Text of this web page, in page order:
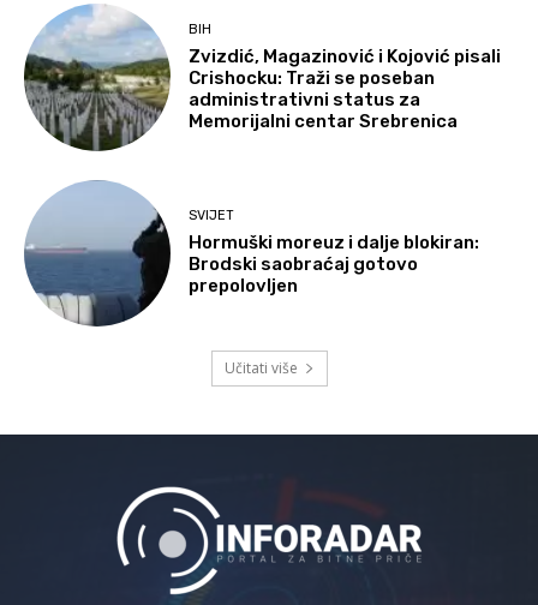
BIH
Zvizdić, Magazinović i Kojović pisali
Crishocku: Traži se poseban
administrativni status za
Memorijalni centar Srebrenica
SVIJET
Hormuški moreuz i dalje blokiran:
Brodski saobraćaj gotovo
prepolovljen
Učitati više